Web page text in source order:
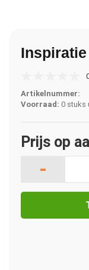
Inspiratie
Artikelnummer:
Voorraad: 0 stuks
Prijs op
-